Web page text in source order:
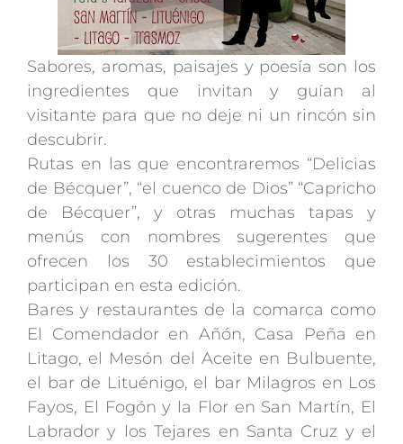
Sabores, aromas, paisajes y poesía son los
ingredientes que invitan y guían al
visitante para que no deje ni un rincón sin
descubrir.
Rutas en las que encontraremos “Delicias
de Bécquer”, “el cuenco de Dios” “Capricho
de Bécquer”, y otras muchas tapas y
menús con nombres sugerentes que
ofrecen los 30 establecimientos que
participan en esta edición.
Bares y restaurantes de la comarca como
El Comendador en Añón, Casa Peña en
Litago, el Mesón del Aceite en Bulbuente,
el bar de Lituénigo, el bar Milagros en Los
Fayos, El Fogón y la Flor en San Martín, El
Labrador y los Tejares en Santa Cruz y el